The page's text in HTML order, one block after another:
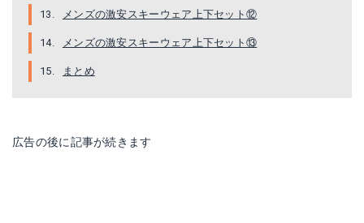
メンズの激安スキーウェア上下セット⑫
メンズの激安スキーウェア上下セット⑬
まとめ
広告の後に記事が続きます
楽天で詳細を見る
Yahoo!ショッピングで見る
楽天で詳細を見る
Yahoo!ショッピングで見る